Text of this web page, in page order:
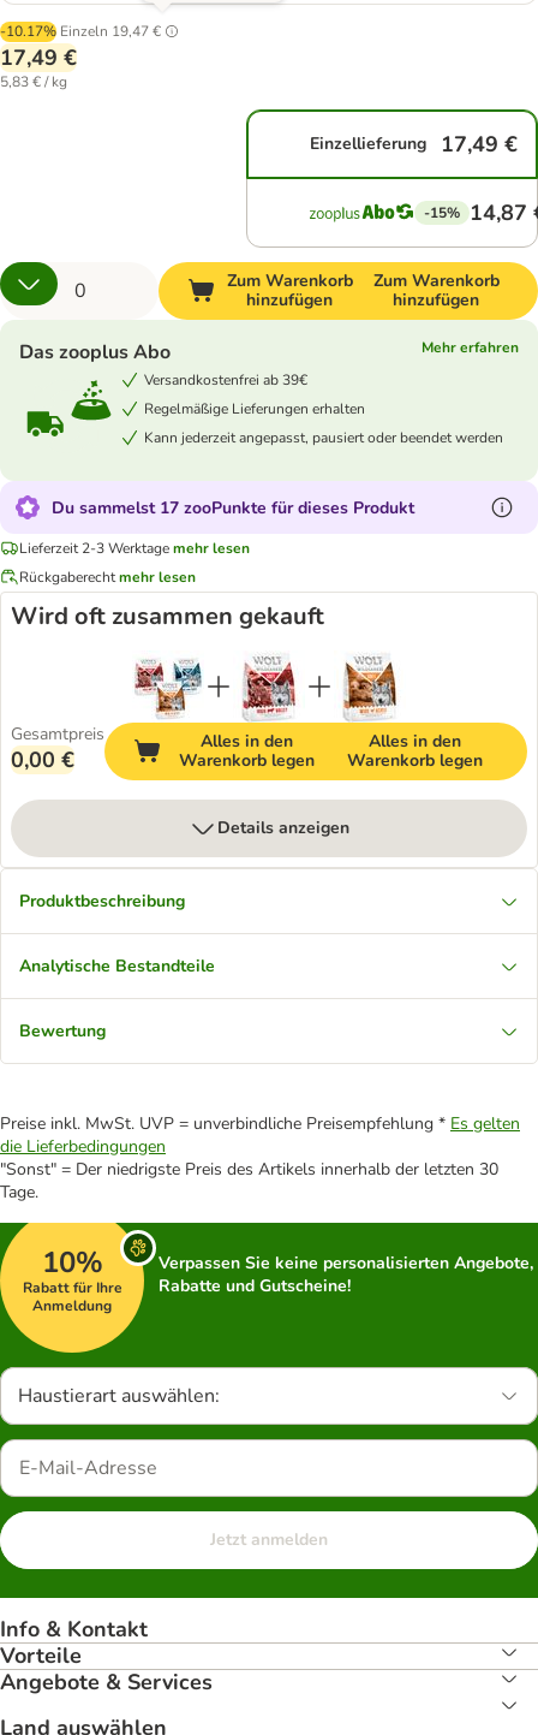
-10.17% Einzeln 19,47 €
17,49 €
5,83 € / kg
Einzellieferung 17,49 €
-15% 14,87
Zum Warenkorb
hinzufügen
Zum Warenkorb
hinzufügen
Das zooplus Abo
Mehr erfahren
Versandkostenfrei ab 39€
Regelmäßige Lieferungen erhalten
Kann jederzeit angepasst, pausiert oder beendet werden
Du sammelst 17 zooPunkte für dieses Produkt
Lieferzeit 2-3 Werktagemehr lesen
Rückgaberechtmehr lesen
Wird oft zusammen gekauft
Gesamtpreis
0,00 €
Alles in den
Warenkorb legen
Alles in den
Warenkorb legen
Details anzeigen
Produktbeschreibung
Analytische Bestandteile
Bewertung
Preise inkl. MwSt. UVP = unverbindliche Preisempfehlung * Es gelten
die Lieferbedingungen
"Sonst" = Der niedrigste Preis des Artikels innerhalb der letzten 30
Tage.
10%
Rabatt für Ihre
Anmeldung
Verpassen Sie keine personalisierten Angebote,
Rabatte und Gutscheine!
Haustierart auswählen:
Jetzt anmelden
Info & Kontakt
Vorteile
Angebote & Services
Land auswählen